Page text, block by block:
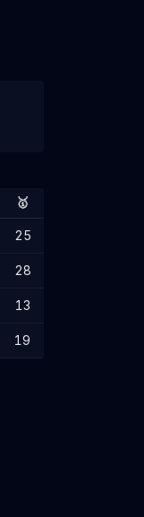
🥇
25
28
13
19